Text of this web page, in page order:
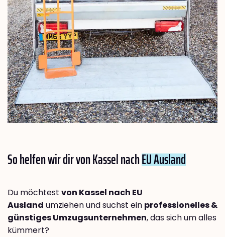
So helfen wir dir von Kassel nachEU Ausland
Du möchtest von Kassel nach EU
Ausland umziehen und suchst ein professionelles &
günstiges Umzugsunternehmen, das sich um alles
kümmert?